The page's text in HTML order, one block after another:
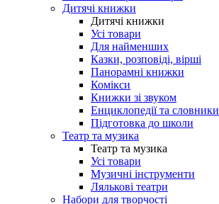
Дитячі книжки
Дитячі книжки
Усі товари
Для найменших
Казки, розповіді, вірші
Панорамні книжки
Комікси
Книжки зі звуком
Енциклопедії та словники
Підготовка до школи
Театр та музика
Театр та музика
Усі товари
Музичні інструменти
Лялькові театри
Набори для творчості